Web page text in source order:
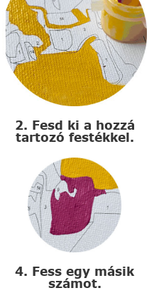
2. Fesd ki a hozzá
tartozó festékkel.
4. Fess egy másik
számot.